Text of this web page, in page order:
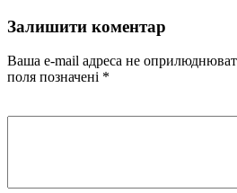
Залишити коментар
Ваша e-mail адреса не
поля позначені *